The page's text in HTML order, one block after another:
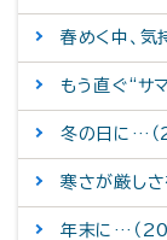
春めく中、
もう直ぐ“サ
冬の日に…
寒さが厳し
年末に…（